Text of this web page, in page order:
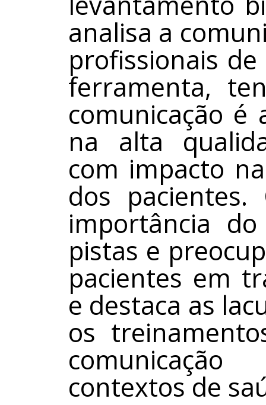
analisa a
profissionais
ferramenta,
comunicação é
na alta
com impacto
dos
importância
pistas e
pacientes em
e destaca as
os
contextos de